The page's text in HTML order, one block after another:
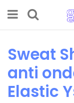
Sweat
anti
Elastic